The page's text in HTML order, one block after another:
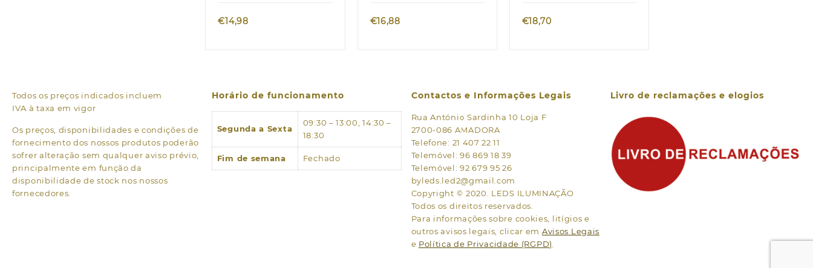
€14,98 €16,88 €18,70
Todos os preços indicados incluem
IVA à taxa em vigor
Os preços, disponibilidades e condições de
fornecimento dos nossos produtos poderão
sofrer alteração sem qualquer aviso prévio,
principalmente em função da
disponibilidade de stock nos nossos
fornecedores.
Horário de funcionamento
Segunda a Sexta
09:30 – 13:00, 14:30 –
18:30
Fim de semana Fechado
Contactos e Informações Legais
Rua António Sardinha 10 Loja F
2700-086 AMADORA
Telefone: 21 407 22 11
Telemóvel: 96 869 18 39
Telemóvel: 92 679 95 26
byleds.led2@gmail.com
Copyright © 2020. LEDS ILUMINAÇÃO
Todos os direitos reservados.
Para informações sobre cookies, litígios e
outros avisos legais, clicar em Avisos Legais
e Política de Privacidade (RGPD).
Livro de reclamações e elogios